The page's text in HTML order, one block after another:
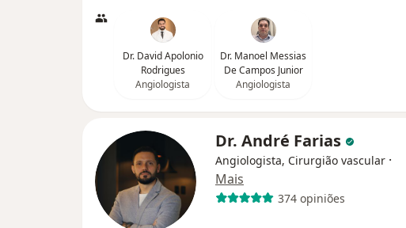
Dr. David Apolonio
Rodrigues
Angiologista
Dr. Manoel Messias
De Campos Junior
Angiologista
Dr. André Farias
Angiologista, Cirurgião vascular ·
Mais
374 opiniões